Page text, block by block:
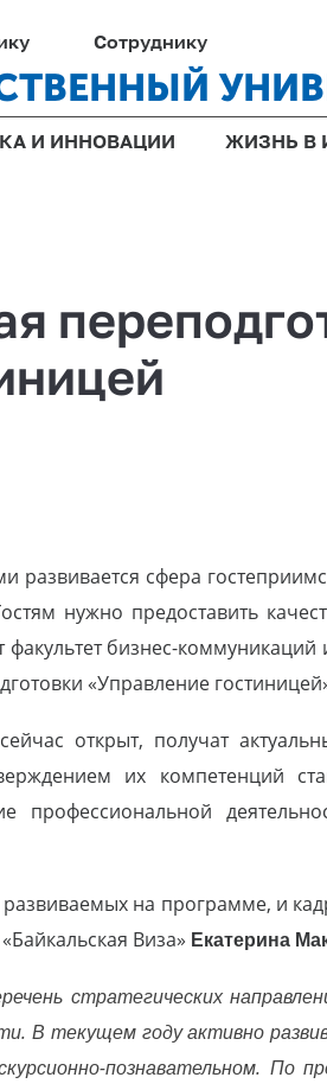
Сотруднику
И ИННОВАЦИИ ЖИЗНЬ В
развивается сфера
нужно предоставить
факультет бизнес-
«Управление
открыт, получат
их компетенций
профессиональной
на программе, и
Виза» Екатерина
стратегических
В текущем году активно
познавательном. По